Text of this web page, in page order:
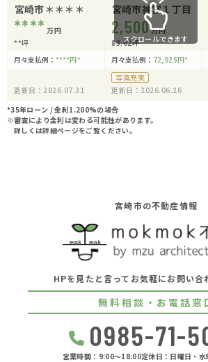
宮崎市＊＊＊＊
**** 万円
**坪
月々支払例： ****円*
更新日：2026.07.31
宮崎市神宮１丁目
2,500万円
83.62坪
月々支払例： 72,925円*
写真充実
更新日：2026.06.26
スクロールできます
*35年ローン / 金利1.200%の場合
※審査により金利は変わる可能性があります。
詳しくは詳細ページをご覧ください。
宮崎市の不動産情報
HPを見たと言ってお気軽にお問い合
無料相談・お電話窓
0985-71-
営業時間：9:00〜18:00定休日：日曜日・水